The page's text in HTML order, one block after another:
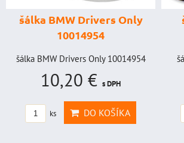
šálka "Yamaha VR46"
10014772
šálka "Yamaha VR46" 10014772
19,46 €s DPH
ks DO KOŠÍKA